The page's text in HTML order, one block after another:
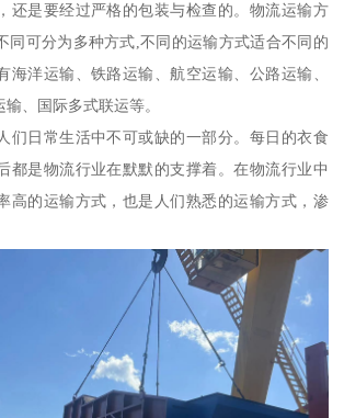
还是要经过严格的包装与检查的。物流运输方
同可分为多种方式,不同的运输方式适合不同的
海洋运输、铁路运输、航空运输、公路运输、
、国际多式联运等。
们日常生活中不可或缺的一部分。每日的衣食
都是物流行业在默默的支撑着。在物流行业中
高的运输方式，也是人们熟悉的运输方式，渗